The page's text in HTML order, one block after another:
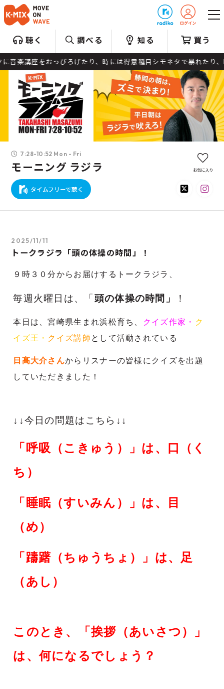
聴く 調べる 知る 買う
おっぴろげたり、時には得意種目シモネタで暴れたり、
7:28-10:52 Mon - Fri
モーニング ラジラ
タイムフリーで聴く
お気に入り
2025/11/11
トークラジラ「頭の体操の時間」！
９時３０分からお届けするトークラジラ、
毎週火曜日は、「 頭の体操の時間」 ！
本日は、宮崎県生まれ浜松育ち、 クイズ作家・ ク
イズ王・ クイズ講師 として活動されている
日髙大介さんからリスナーの皆様に クイズを出題
していただきました！
↓↓今日の問題はこちら↓↓
「呼吸（こきゅう）」は、口（く
ち）
「睡眠（すいみん）」は、目
（め）
「躊躇（ちゅうちょ）」は、足
（あし）
このとき、「挨拶（あいさつ）」
は、何になるでしょう？